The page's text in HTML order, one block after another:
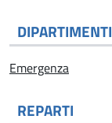
DIPARTIMENTI
Emergenza
REPARTI